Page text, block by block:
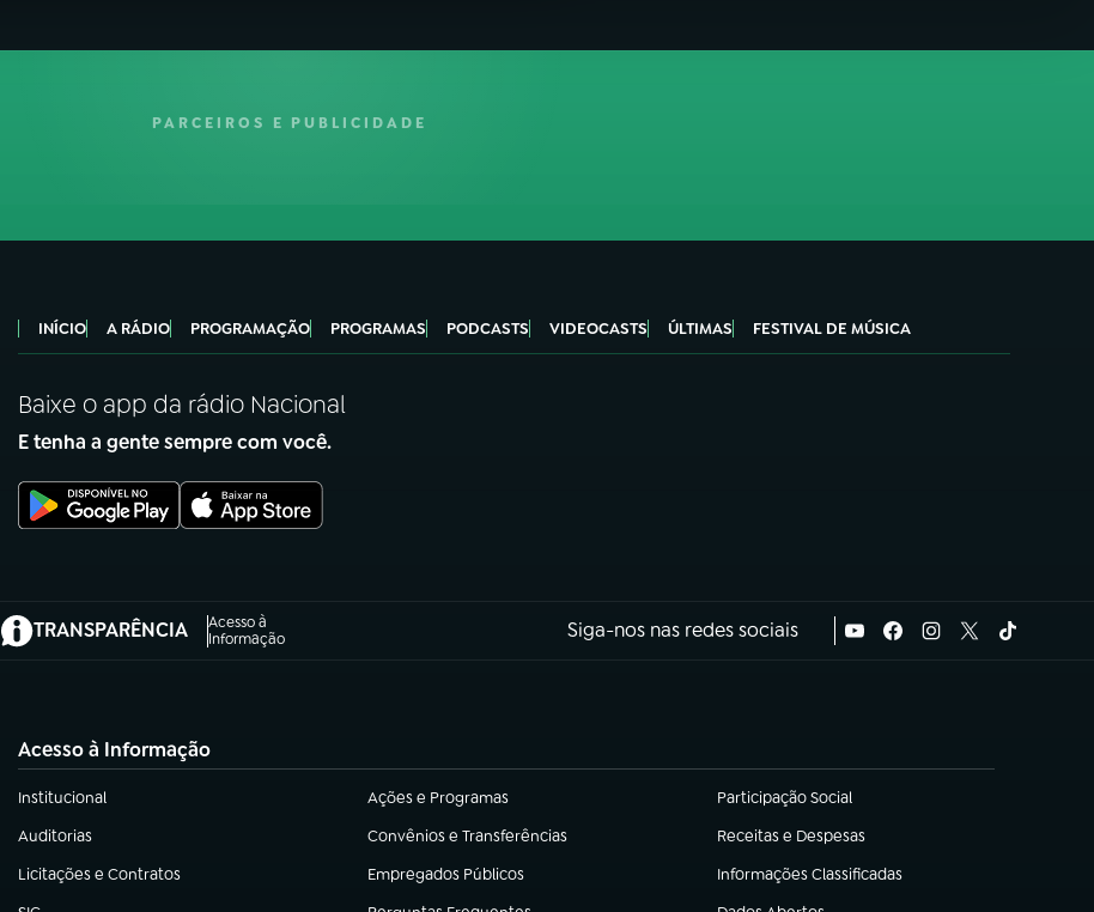
PARCEIROS E PUBLICIDADE
INÍCIO A RÁDIO PROGRAMAÇÃO PROGRAMAS PODCASTS VIDEOCASTS ÚLTIMAS FESTIVAL DE MÚSICA
Baixe o app da rádio Nacional
E tenha a gente sempre com você.
TRANSPARÊNCIA
Acesso à
Informação
(abre em nova aba) Siga-nos nas redes sociais
Acesso à Informação
Institucional
(abre em nova aba) Ações e Programas
(abre em nova aba) Participação Social
(abre em nova aba)
Auditorias
(abre em nova aba) Convênios e Transferências
(abre em nova aba) Receitas e Despesas
(abre em nova aba)
Licitações e Contratos
(abre em nova aba) Empregados Públicos
(abre em nova aba) Informações Classificadas
(abre em nova aba)